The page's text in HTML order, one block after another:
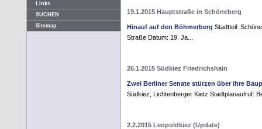
Links
SUCHEN
Sitemap
19.1.2015 Hauptstraße in Schöneberg
Hinauf auf den Böhmerberg Stadtteil:
Straße Datum: 19. Ja...
26.1.2015 Südkiez Friedrichshain
Zwei Berliner Senate stürzen über ihre
Südkiez, Lichtenberger Kietz Stadtplanaufruf:
2.2.2015 Leopoldkiez (Update)